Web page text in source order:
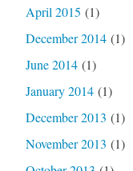
April 2015 (1)
December 2014(1)
June 2014(1)
January 2014(1)
December 2013 (1)
November 2013 (1)